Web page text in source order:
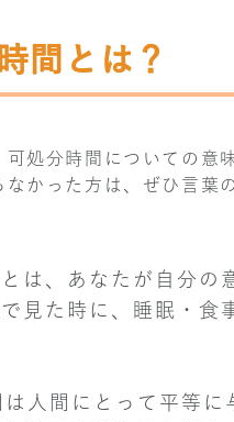
間とは？
可処分時間についての意
なかった方は、ぜひ言葉
は、あなたが自分の
見た時に、睡眠・食
人間にとって平等